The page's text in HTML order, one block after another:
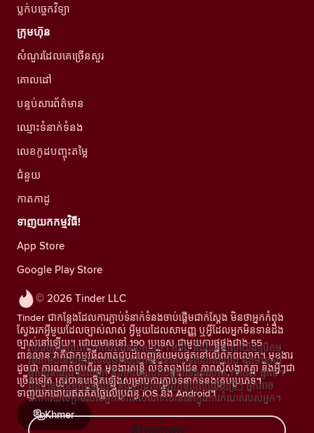
© 2026 Tinder LLC
Tinder ជាកន្លែងដែលការភ្ជាប់ទំនាក់ទំនងចាប់ផ្តើមជាក់ស្តែង មិនថាអ្នកកំពុង
ស្វែងរកអ្វីមួយដែលច្បាស់លាស់ អ្វីមួយដែលសាមញ្ញ ឬអ្វីដែលអ្នកមិនទាន់ដឹង
ច្បាស់នៅឡើយ។ ដោយមាននៅ 190 ប្រទេស ជាមួយការផ្គូផ្គងជាង 55
ពាន់លាន វាគឺជាកម្មវិធីណាត់ជួបដ៏ពេញនិយមបំផុតនៅលើពិភពលោក។ មុខងារ
ដូចជា ការណាត់ជួបពីរគូ មុខងារតន្រ្តី លិខិតឆ្លងដែន ភាពស៊ីសង្វាក់គ្នា និងអ្វីៗជា
ច្រើនទៀត ត្រូវបានបង្កើតឡើងសម្រាប់ការភ្ជាប់ទំនាក់ទំនងគ្រប់ប្រភេទ។
ទាញយកដោយឥតគិតថ្លៃលើប្រព័ន្ធ iOS និង Android។
Khmer
ប្លក់បច្ចេកវិទ្យា
ក្រុមហ៊ុន
សំណួរដែលគេច្រើនសួរ
គោលដៅ
បន្ទប់សារព័ត៌មាន
ឈ្មោះទំនាក់ទំនង
លេខកូដបញ្ចុះតម្លៃ
ជំនួយ
កាតកាដូ
ទាញយកកម្មវិធី!
App Store
Google Play Store
យើងឲ្យតម្លៃចំពោះភាពឯកជនរបស់អ្នក។ យើង និងដៃគូរបស់យើងប្រើកម្ម
វិធីតាមដានដើម្បីវាស់ស្ទង់ទស្សនិកជននៃគេហទំព័ររបស់យើង និងមានការ
ផ្តល់ជូនផ្សេងៗដល់អ្នក និងកែលម្អប្រតិបត្តិការទីផ្សាររបស់ Tinder ផ្ទាល់។
ព័ត៌មានបន្ថែមអំពីខូឃីស៍ និងអ្នកផ្តល់សេវាកម្មដែលយើងប្រើ។ អ្នកអាច
ដកការយល់ព្រមរបស់អ្នកនៅពេលណាក៏បាននៅក្នុងការកំណត់របស់អ្នក។